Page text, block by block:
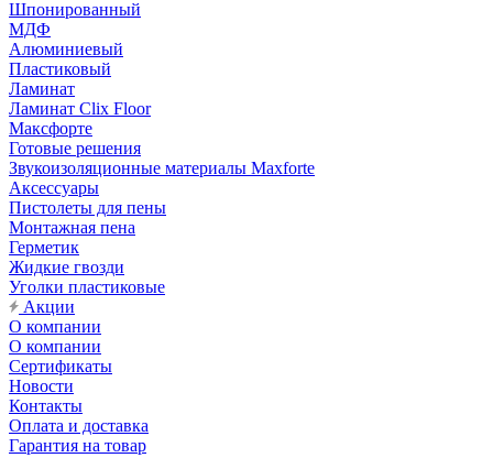
Шпонированный
МДФ
Алюминиевый
Пластиковый
Ламинат
Ламинат Clix Floor
Максфорте
Готовые решения
Звукоизоляционные материалы Maxforte
Аксессуары
Пистолеты для пены
Монтажная пена
Герметик
Жидкие гвозди
Уголки пластиковые
Акции
О компании
О компании
Сертификаты
Новости
Контакты
Оплата и доставка
Гарантия на товар